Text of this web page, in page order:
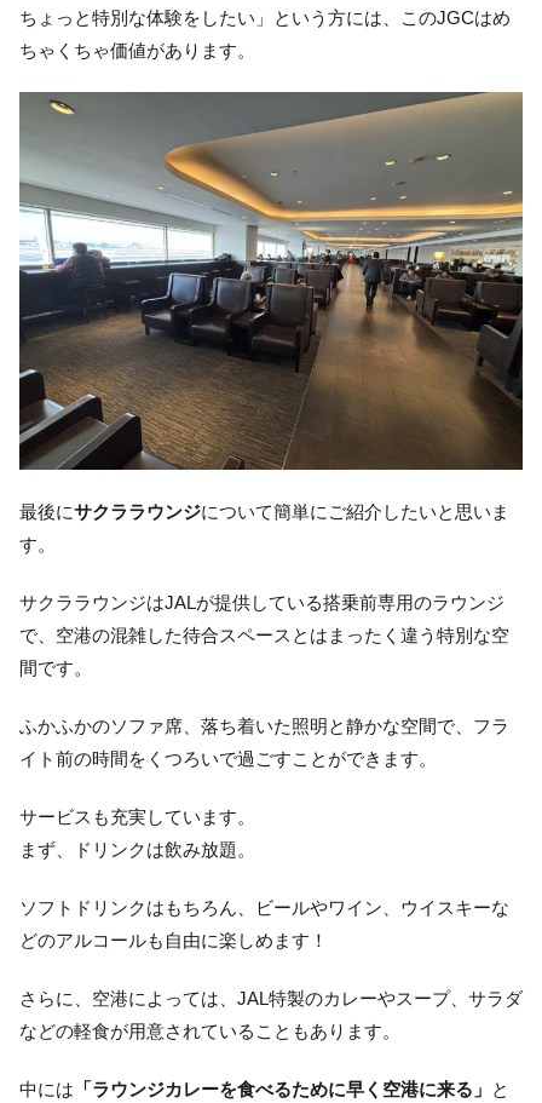
ちょっと特別な体験をしたい」という方には、このJGCはめ
ちゃくちゃ価値があります。
最後にサクララウンジについて簡単にご紹介したいと思いま
す。
サクララウンジはJALが提供している搭乗前専用のラウンジ
で、空港の混雑した待合スペースとはまったく違う特別な空
間です。
ふかふかのソファ席、落ち着いた照明と静かな空間で、フラ
イト前の時間をくつろいで過ごすことができます。
サービスも充実しています。
まず、ドリンクは飲み放題。
ソフトドリンクはもちろん、ビールやワイン、ウイスキーな
どのアルコールも自由に楽しめます！
さらに、空港によっては、JAL特製のカレーやスープ、サラダ
などの軽食が用意されていることもあります。
中には 「ラウンジカレーを食べるために早く空港に来る」 と